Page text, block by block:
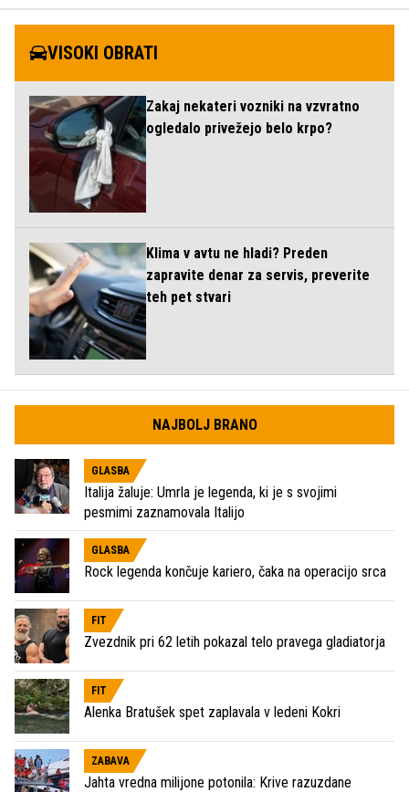
VISOKI OBRATI
Zakaj nekateri vozniki na vzvratno
ogledalo privežejo belo krpo?
Klima v avtu ne hladi? Preden
zapravite denar za servis, preverite
teh pet stvari
NAJBOLJ BRANO
GLASBA
Italija žaluje: Umrla je legenda, ki je s svojimi
pesmimi zaznamovala Italijo
GLASBA
Rock legenda končuje kariero, čaka na operacijo srca
FIT
Zvezdnik pri 62 letih pokazal telo pravega gladiatorja
FIT
Alenka Bratušek spet zaplavala v ledeni Kokri
ZABAVA
Jahta vredna milijone potonila: Krive razuzdane